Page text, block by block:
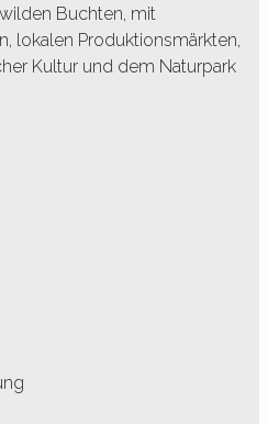
Buchten, mit
lokalen Produktionsmärkten,
Kultur und dem Naturpark